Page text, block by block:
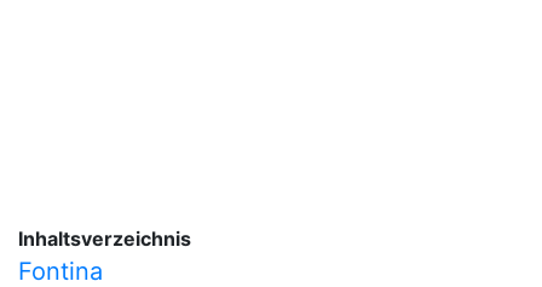
Inhaltsverzeichnis
Fontina